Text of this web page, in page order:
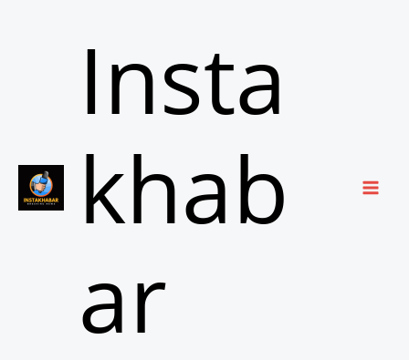
Insta
khab
ar